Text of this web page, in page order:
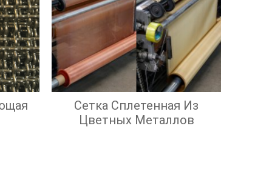
Сетка Сплетенная Из
Цветных Металлов